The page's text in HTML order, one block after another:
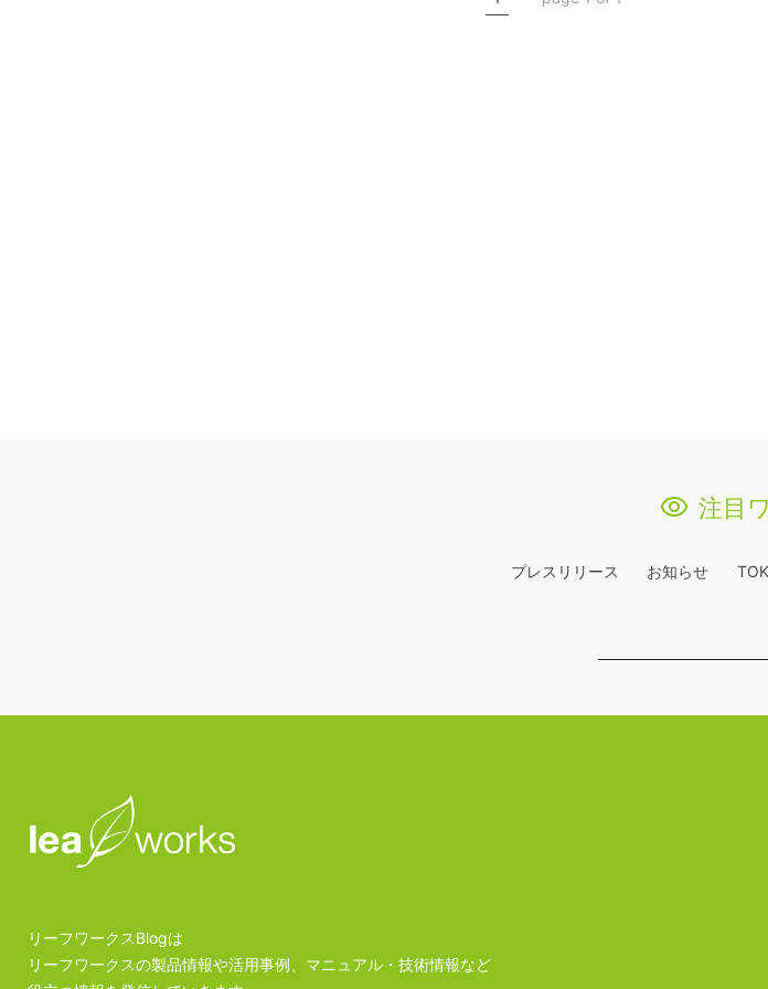
注目
プレスリリース お知らせ
リーフワークスBlogは
リーフワークスの製品情報や活用事例、マニュアル・技術情報など